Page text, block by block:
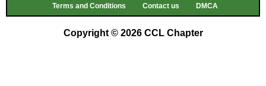
Terms and Conditions Contact us DMCA
Copyright © 2026 CCL Chapter